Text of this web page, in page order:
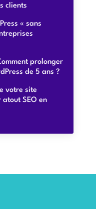
clients
« sans
prolonger
de 5 ans ?
votre site
atout SEO en